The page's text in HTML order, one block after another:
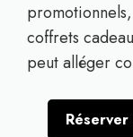
coffrets
peut alléger